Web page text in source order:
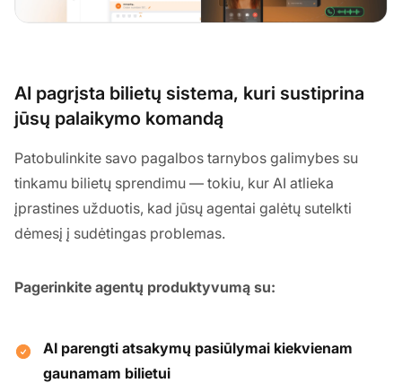
AI pagrįsta bilietų sistema, kuri sustiprina
jūsų palaikymo komandą
Patobulinkite savo pagalbos tarnybos galimybes su
tinkamu bilietų sprendimu — tokiu, kur AI atlieka
įprastines užduotis, kad jūsų agentai galėtų sutelkti
dėmesį į sudėtingas problemas.
Pagerinkite agentų produktyvumą su:
AI parengti atsakymų pasiūlymai kiekvienam
gaunamam bilietui